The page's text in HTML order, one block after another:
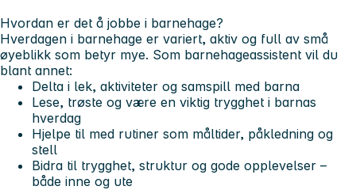
Hvordan er det å jobbe i barnehage?
Hverdagen i barnehage er variert, aktiv og full av små
øyeblikk som betyr mye. Som barnehageassistent vil du
blant annet:
Delta i lek, aktiviteter og samspill med barna
Lese, trøste og være en viktig trygghet i barnas
hverdag
Hjelpe til med rutiner som måltider, påkledning og
stell
Bidra til trygghet, struktur og gode opplevelser –
både inne og ute